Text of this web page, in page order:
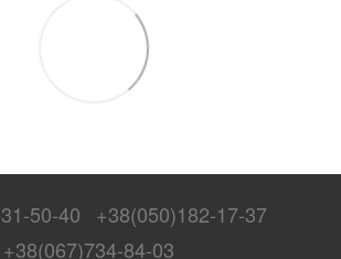
50-40
+38(050)182-17-37
+38(067)734-84-03